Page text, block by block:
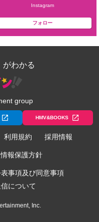
Instagram
フォロー
がわかる
group
HMV&BOOKS
利用規約 採用情報
報保護方針
事項及び同意事項
について
Inc.